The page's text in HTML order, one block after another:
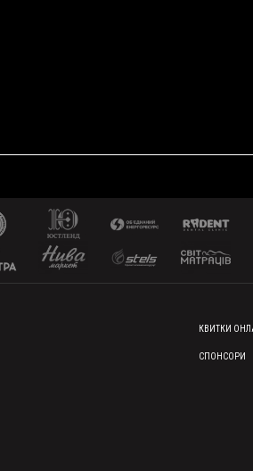
FOOTER
КВИТКИ
СПОНСОРИ